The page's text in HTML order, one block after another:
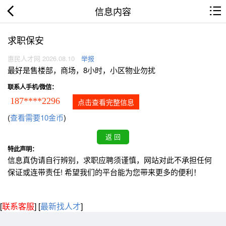
信息内容
求职保安
惠民人才网 2026.08.10 举报
最好是售楼部，商场，8小时，小区物业勿扰
联系人手机/微信：
187****2296 点击查看完整信息
(查看需要10金币)
特此声明：
信息真伪请自行辨别，求职应聘须谨慎，网站对此不承担任何
保证或连带责任! 希望我们的平台能为您带来更多的便利！
[联系客服] [最新找人才]